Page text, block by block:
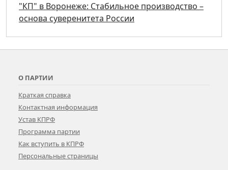
"КП" в Воронеже: Стабильное производство –
основа суверенитета России
О ПАРТИИ
Краткая справка
Контактная информация
Устав КПРФ
Программа партии
Как вступить в КПРФ
Персональные страницы